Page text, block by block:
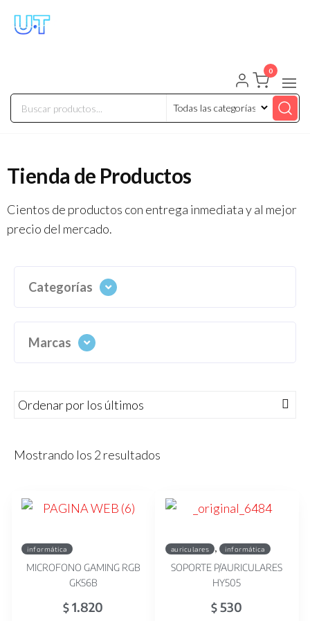
0
Tienda de Productos
Cientos de productos con entrega inmediata y al mejor
precio del mercado.
Categorías
Marcas
Mostrando los 2 resultados
informática
MICROFONO GAMING RGB
GK56B
$ 1.820
auriculares , informática
SOPORTE P/AURICULARES
HY505
$ 530